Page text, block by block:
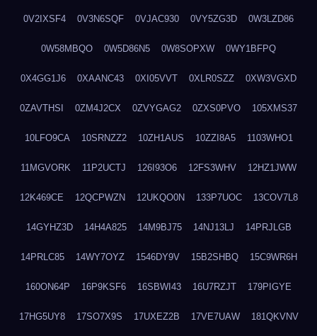
0V2IXSF4 0V3N6SQF 0VJAC930 0VY5ZG3D 0W3LZD86
0W58MBQO 0W5D86N5 0W8SOPXW 0WY1BFPQ
0X4GG1J6 0XAANC43 0XI05VVT 0XLR0SZZ 0XW3VGXD
0ZAVTHSI 0ZM4J2CX 0ZVYGAG2 0ZXS0PVO 105XMS37
10LFO9CA 10SRNZZ2 10ZH1AUS 10ZZI8A5 1103WHO1
11MGVORK 11P2UCTJ 126I93O6 12FS3WHV 12HZ1JWW
12K469CE 12QCPWZN 12UKQO0N 133P7UOC 13COV7L8
14GYHZ3D 14H4A825 14M9BJ75 14NJ13LJ 14PRJLGB
14PRLC85 14WY7OYZ 1546DY9V 15B2SHBQ 15C9WR6H
160ON64P 16P9KSF6 16SBWI43 16U7RZJT 179PIGYE
17HG5UY8 17SO7X9S 17UXEZ2B 17VE7UAW 181QKVNV